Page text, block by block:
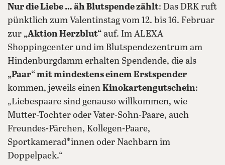
Nur die Liebe … äh Blutspende zählt: Das DRK ruft
pünktlich zum Valentinstag vom 12. bis 16. Februar
zur „Aktion Herzblut“ auf. Im ALEXA
Shoppingcenter und im Blutspendezentrum am
Hindenburgdamm erhalten Spendende, die als
„Paar“ mit mindestens einem Erstspender
kommen, jeweils einen Kinokartengutschein:
„Liebespaare sind genauso willkommen, wie
Mutter-Tochter oder Vater-Sohn-Paare, auch
Freundes-Pärchen, Kollegen-Paare,
Sportkamerad*innen oder Nachbarn im
Doppelpack.“